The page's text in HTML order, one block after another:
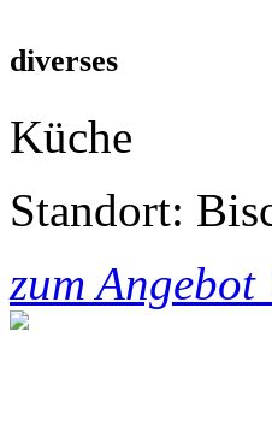
diverses
Küche
Standort:
zum